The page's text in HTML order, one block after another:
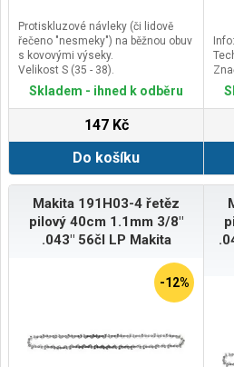
Protiskluzové návleky (či lidově
řečeno "nesmeky") na běžnou obuv
s kovovými výseky.
Velikost S (35 - 38).
Skladem - ihned k odběru
147 Kč
Do košíku
Makita 191H03-4 řetěz
pilový 40cm 1.1mm 3/8"
.043" 56čl LP Makita
-12%